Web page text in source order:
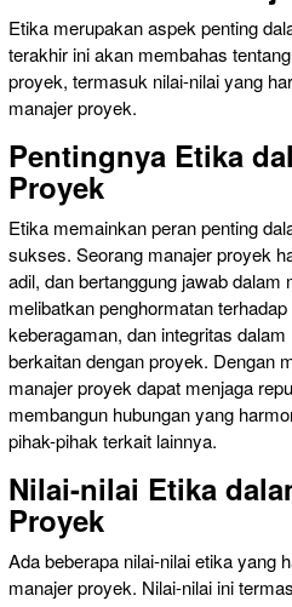
Etika merupakan aspek penting
terakhir ini akan membahas
proyek, termasuk nilai-nilai yang
manajer proyek.
Pentingnya Etika
Proyek
Etika memainkan peran penting
sukses. Seorang manajer proyek
adil, dan bertanggung jawab
melibatkan penghormatan
keberagaman, dan integritas
berkaitan dengan proyek. Dengan
manajer proyek dapat menjaga
membangun hubungan yang
pihak-pihak terkait lainnya.
Nilai-nilai Etika
Proyek
Ada beberapa nilai-nilai etika yang
manajer proyek. Nilai-nilai ini